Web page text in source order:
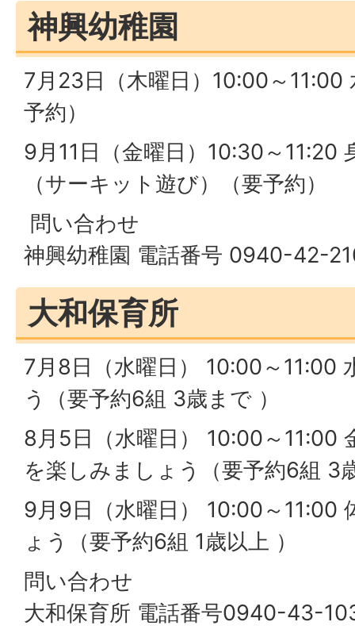
神興幼稚園
7月23日（木曜日）10:00～11:00
予約）
9月11日（金曜日）10:30～11:20
（サーキット遊び）（要予約）
問い合わせ
神興幼稚園 電話番号 0940-42-
大和保育所
7月8日（水曜日） 10:00～11:00
う（要予約6組 3歳まで ）
8月5日（水曜日） 10:00～11:00
を楽しみましょう（要予約6組 3
9月9日（水曜日） 10:00～11:00
ょう（要予約6組 1歳以上 ）
問い合わせ
大和保育所 電話番号0940-43-